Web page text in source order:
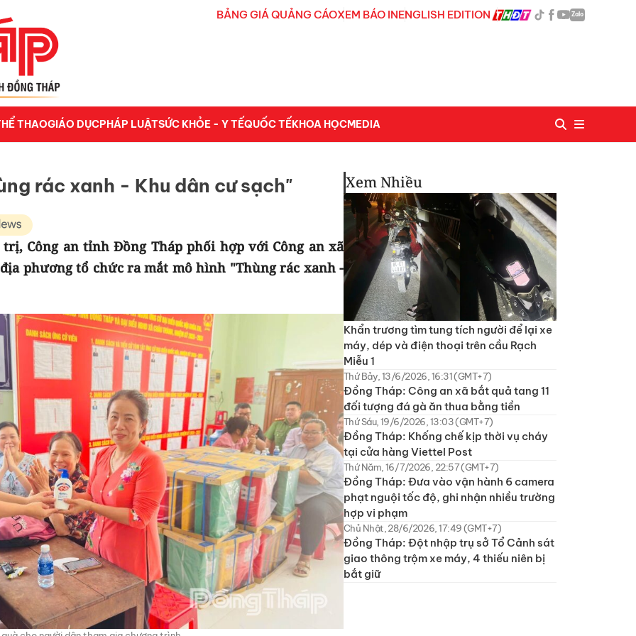
BẢNG GIÁ QUẢNG CÁOXEM BÁO INENGLISH EDITION Zalo
THAOGIÁO DỤCPHÁP LUẬTSỨC KHỎE - Y TẾQUỐC TẾKHOA HỌCMEDIA
rác xanh - Khu dân cư sạch"
Công an tỉnh Đồng Tháp phối hợp với Công an xã
phương tổ chức ra mắt mô hình "Thùng rác xanh -
Xem Nhiều
Khẩn trương tìm tung tích người để lại xe
máy, dép và điện thoại trên cầu Rạch
Miễu 1
Thứ Bảy, 13/6/2026, 16:31 (GMT+7)
Đồng Tháp: Công an xã bắt quả tang 11
đối tượng đá gà ăn thua bằng tiền
Thứ Sáu, 19/6/2026, 13:03 (GMT+7)
Đồng Tháp: Khống chế kịp thời vụ cháy
tại cửa hàng Viettel Post
Thứ Năm, 16/7/2026, 22:57 (GMT+7)
Đồng Tháp: Đưa vào vận hành 6 camera
phạt nguội tốc độ, ghi nhận nhiều trường
hợp vi phạm
Chủ Nhật, 28/6/2026, 17:49 (GMT+7)
Đồng Tháp: Đột nhập trụ sở Tổ Cảnh sát
giao thông trộm xe máy, 4 thiếu niên bị
bắt giữ